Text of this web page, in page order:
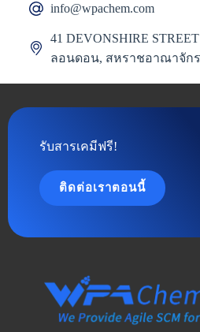
info@wpachem.com
41 DEVONSHIRE
ลอนดอน, สหราชอาณาจักร
รับสารเคมีฟรี!
ติดต่อเราตอนนี้